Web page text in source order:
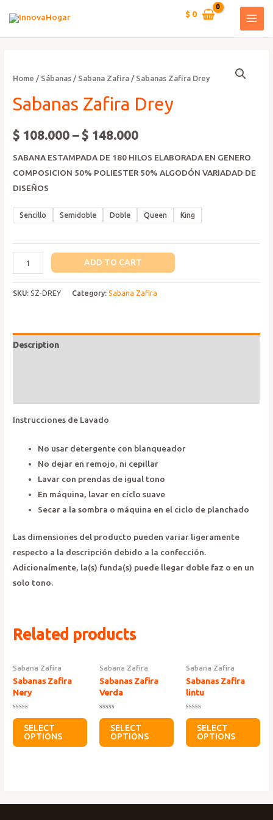
$ 0
Home / Sábanas / Sabana Zafira / Sabanas Zafira Drey
Sabanas Zafira Drey
$ 108.000 –$ 148.000
SABANA ESTAMPADA DE 180 HILOS ELABORADA EN GENERO
COMPOSICION 50% POLIESTER 50% ALGODÓN VARIADAD DE
DISEÑOS
Sencillo Semidoble Doble Queen King
Sabanas
Zafira
Drey
ADD TO CART
SKU:SZ-DREY Category:Sabana Zafira
Description
Instrucciones de Lavado
No usar detergente con blanqueador
No dejar en remojo, ni cepillar
Lavar con prendas de igual tono
En máquina, lavar en ciclo suave
Secar a la sombra o máquina en el ciclo de planchado
Las dimensiones del producto pueden variar ligeramente
respecto a la descripción debido a la confección.
Adicionalmente, la(s) funda(s) puede llegar doble faz o en un
solo tono.
Related products
Sabana Zafira
Sabanas Zafira
Nery
Rated
0
5
SELECT
OPTIONS
Sabana Zafira
Sabanas Zafira
Verda
Rated
0
5
SELECT
OPTIONS
Sabana Zafira
Sabanas Zafira
lintu
Rated
0
5
SELECT
OPTIONS